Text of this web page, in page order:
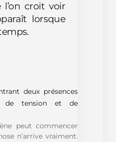
croit voir
lorsque
peut commencer
n’arrive vraiment.